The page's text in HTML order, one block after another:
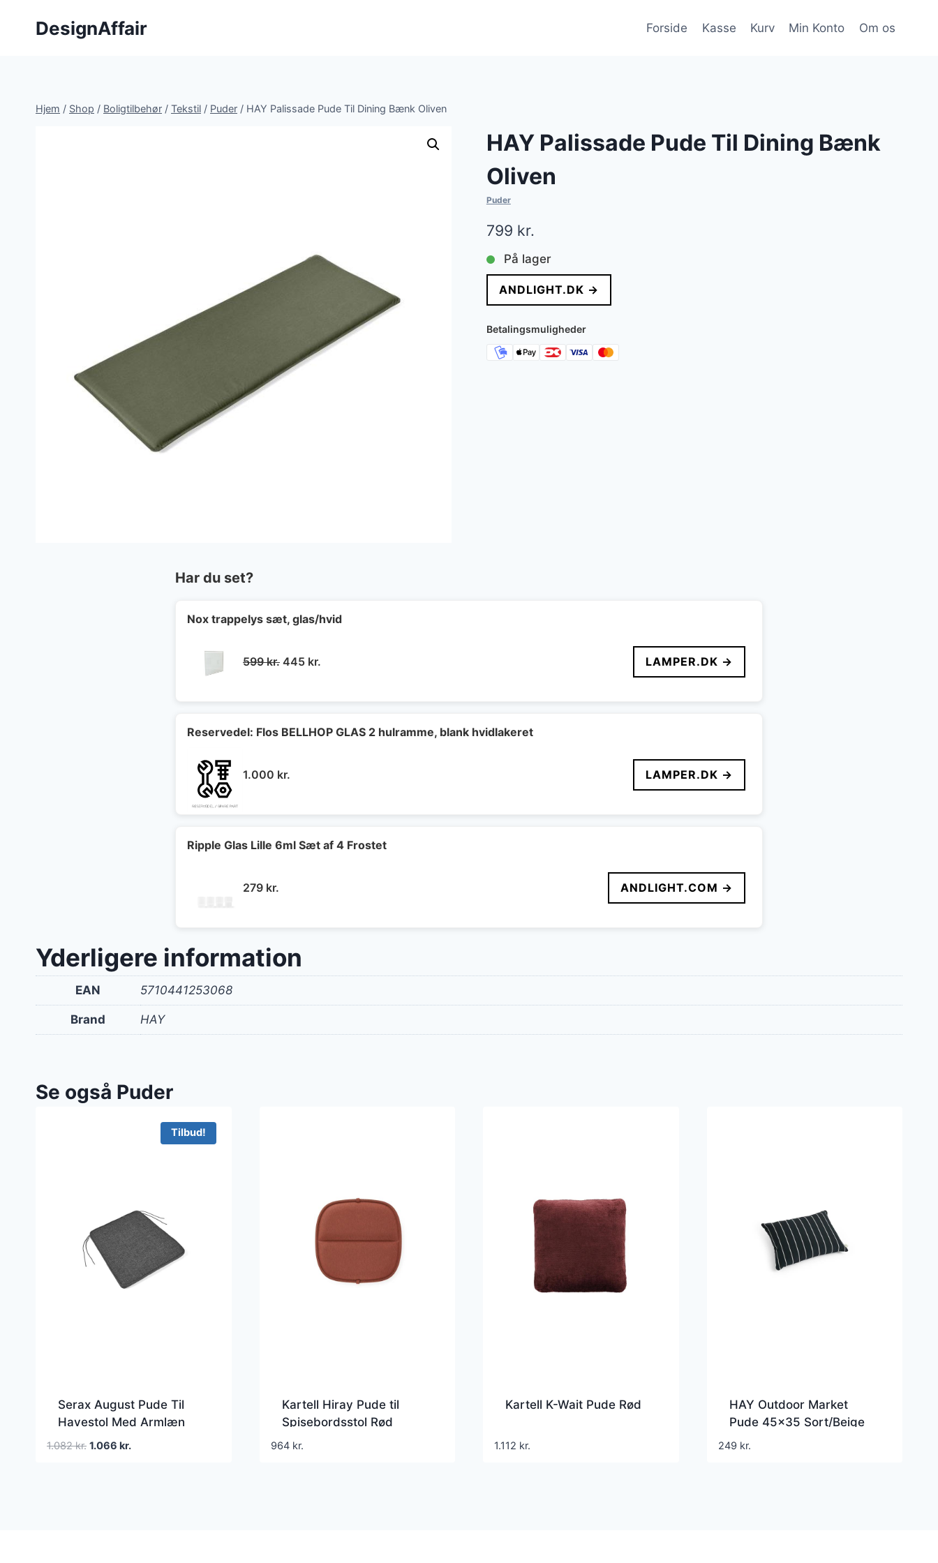
DesignAffair Forside Kasse Kurv Min Konto Om os
Hjem / Shop / Boligtilbehør / Tekstil / Puder / HAY Palissade Pude Til Dining Bænk Oliven
HAY Palissade Pude Til Dining Bænk
Oliven
Puder
799 kr.
På lager
ANDLIGHT.DK →
Betalingsmuligheder
Har du set?
Nox trappelys sæt, glas/hvid
599kr. Den
599 kr..
445 kr.
445 kr..
LAMPER.DK →
Reservedel: Flos BELLHOP GLAS 2 hulramme, blank hvidlakeret
1.000 kr. LAMPER.DK →
Ripple Glas Lille 6ml Sæt af 4 Frostet
279 kr. ANDLIGHT.COM →
Yderligere information
EAN 5710441253068
Brand HAY
Se også Puder
Tilbud!
Serax August Pude Til
Havestol Med Armlæn
Sort
1.082kr. Den
1.066 kr.Den
Kartell Hiray Pude til
Spisebordsstol Rød
964 kr.
Kartell K-Wait Pude Rød
1.112 kr.
HAY Outdoor Market
Pude 45×35 Sort/Beige
249 kr.